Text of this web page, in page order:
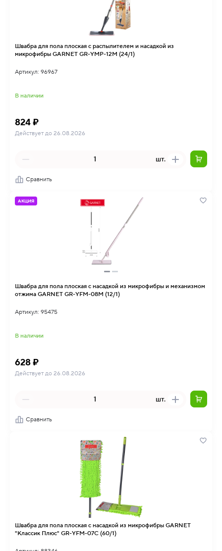
Швабра для пола плоская с распылителем и насадкой из
микрофибры GARNET GR-YMP-12M (24/1)
Артикул: 96967
В наличии
824 ₽
Действует до 26.08.2026
шт.
Сравнить
АКЦИЯ
Швабра для пола плоская с насадкой из микрофибры и механизмом
отжима GARNET GR-YFM-08M (12/1)
Артикул: 95475
В наличии
628 ₽
Действует до 26.08.2026
шт.
Сравнить
Швабра для пола плоская с насадкой из микрофибры GARNET
"Классик Плюс" GR-YFM-07C (60/1)